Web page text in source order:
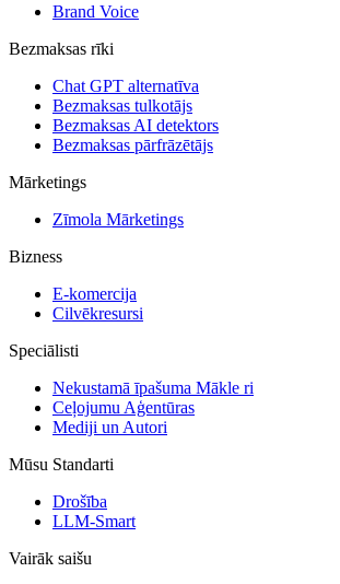
Brand Voice
Bezmaksas rīki
Chat GPT alternatīva
Bezmaksas tulkotājs
Bezmaksas AI detektors
Bezmaksas pārfrāzētājs
Mārketings
Zīmola Mārketings
Bizness
E-komercija
Cilvēkresursi
Speciālisti
Nekustamā īpašuma Mākle ri
Ceļojumu Aģentūras
Mediji un Autori
Mūsu Standarti
Drošība
LLM-Smart
Vairāk saišu